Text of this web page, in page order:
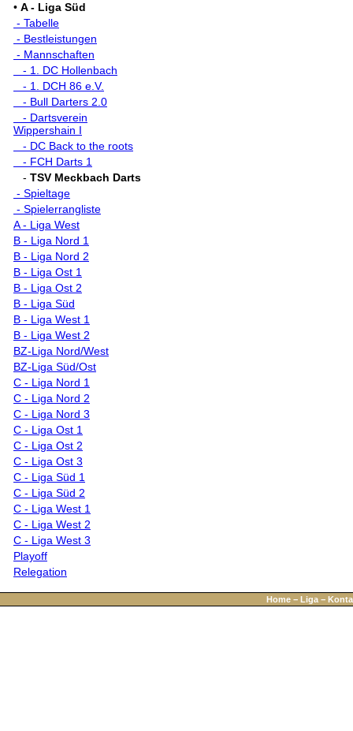
• A - Liga Süd
- Tabelle
- Bestleistungen
- Mannschaften
- 1. DC Hollenbach
- 1. DCH 86 e.V.
- Bull Darters 2.0
- Dartsverein
Wippershain I
- DC Back to the roots
- FCH Darts 1
- TSV Meckbach Darts
- Spieltage
- Spielerrangliste
A - Liga West
B - Liga Nord 1
B - Liga Nord 2
B - Liga Ost 1
B - Liga Ost 2
B - Liga Süd
B - Liga West 1
B - Liga West 2
BZ-Liga Nord/West
BZ-Liga Süd/Ost
C - Liga Nord 1
C - Liga Nord 2
C - Liga Nord 3
C - Liga Ost 1
C - Liga Ost 2
C - Liga Ost 3
C - Liga Süd 1
C - Liga Süd 2
C - Liga West 1
C - Liga West 2
C - Liga West 3
Playoff
Relegation
Home − Liga −